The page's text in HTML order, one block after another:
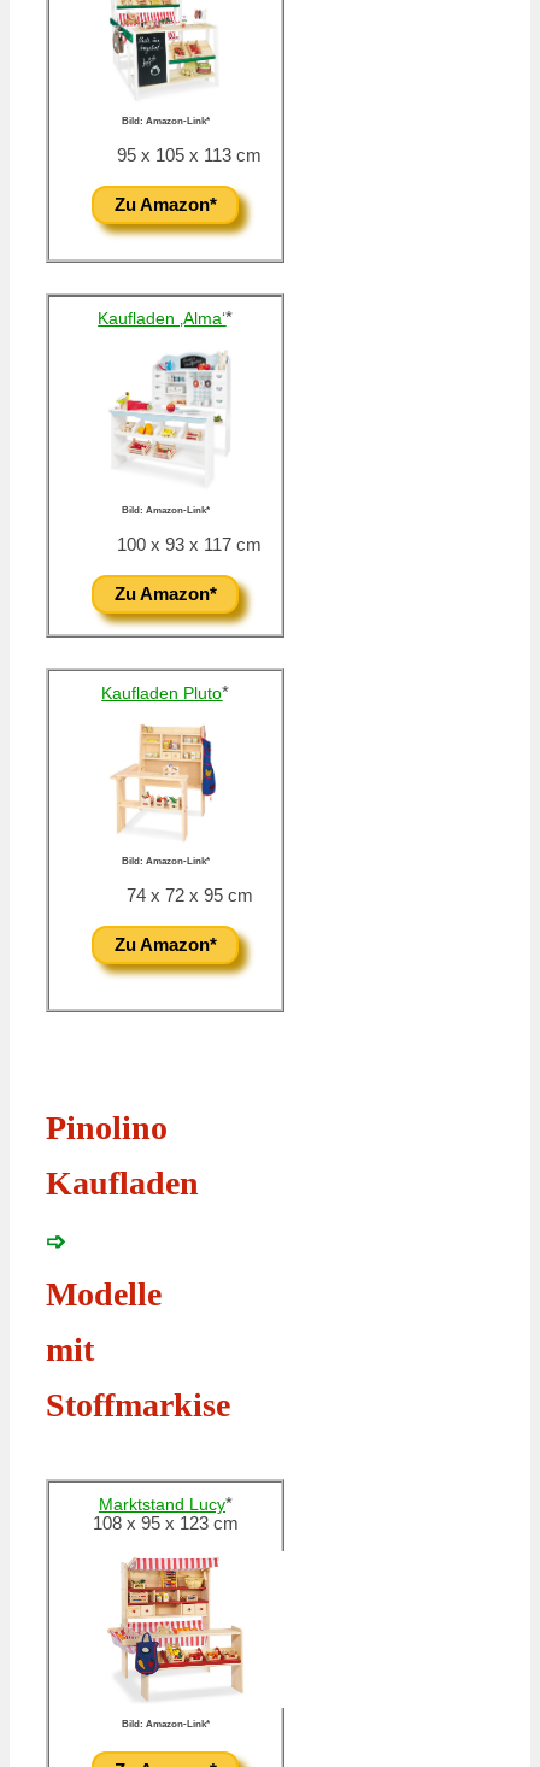
Bild: Amazon-Link*
95 x 105 x 113 cm
Zu Amazon*
Kaufladen ‚Alma‘*
Bild: Amazon-Link*
100 x 93 x 117 cm
Zu Amazon*
Kaufladen Pluto*
Bild: Amazon-Link*
74 x 72 x 95 cm
Zu Amazon*
Pinolino
Kaufladen
➩
Modelle
mit
Stoffmarkise
Marktstand Lucy*
108 x 95 x 123 cm
Bild: Amazon-Link*